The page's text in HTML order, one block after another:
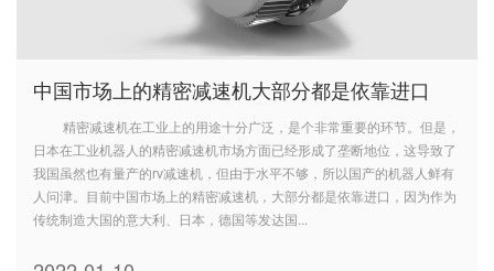
中国市场上的精密减速机大部分都是依靠进口
精密减速机在工业上的用途十分广泛，是个非常重要的环节。但是，
日本在工业机器人的精密减速机市场方面已经形成了垄断地位，这导致了
我国虽然也有量产的rv减速机，但由于水平不够，所以国产的机器人鲜有
人问津。目前中国市场上的精密减速机，大部分都是依靠进口，因为作为
传统制造大国的意大利、日本，德国等发达国...